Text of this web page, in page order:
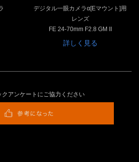
デジタル一眼カメラα[Eマウント]用
レンズ
FE 24-70mm F2.8 GM II
詳しく見る
クアンケートにご協力ください